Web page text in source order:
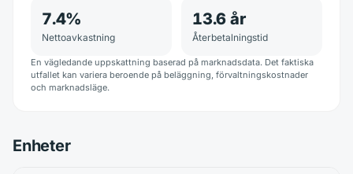
7.4%
Nettoavkastning
13.6 år
Återbetalningstid
En vägledande uppskattning baserad på marknadsdata. Det faktiska
utfallet kan variera beroende på beläggning, förvaltningskostnader
och marknadsläge.
Enheter